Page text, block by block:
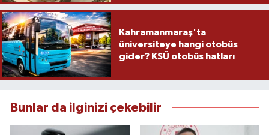
Kahramanmaraş'ta
üniversiteye hangi otobüs
gider? KSÜ otobüs hatları
Bunlar da ilginizi çekebilir